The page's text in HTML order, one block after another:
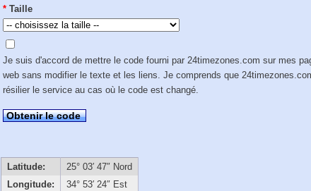
* Taille
Je suis d'accord de mettre le code fourni par 24timezones.com sur mes
web sans modifier le texte et les liens. Je comprends que
résilier le service au cas où le code est changé.
Obtenir le code
Latitude:
25° 03′ 47″ Nord
Longitude:
34° 53′ 24″ Est